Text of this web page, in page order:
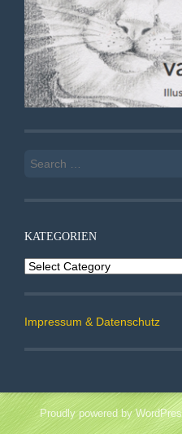
Search
KATEGORIEN
Kategorien
Impressum & Datenschutz
Proudly powered by